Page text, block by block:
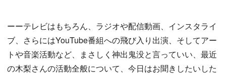
ーーテレビはもちろん、ラジオや配信動画、インスタライ
ブ、さらにはYouTube番組への飛び入り出演、そしてアー
トや音楽活動など、まさしく神出鬼没と言っていい、最近
の木梨さんの活動全般について、今日はお聞きしたいした